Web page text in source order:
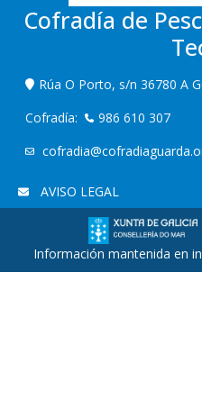
Cofradía de
Rúa O Porto, s/n 36780 A
Cofradía:
986 610 307
AVISO LEGAL
Información mantenida en